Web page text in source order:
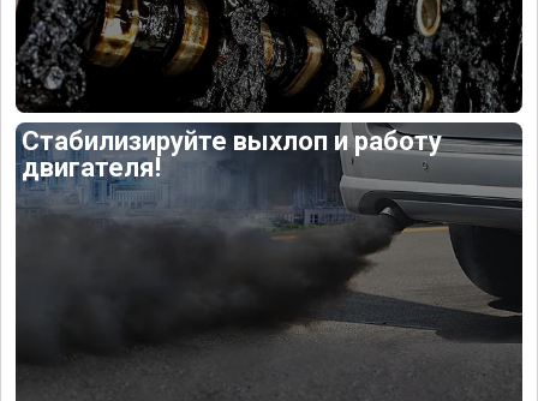
Стабилизируйте выхлоп и работу
двигателя!